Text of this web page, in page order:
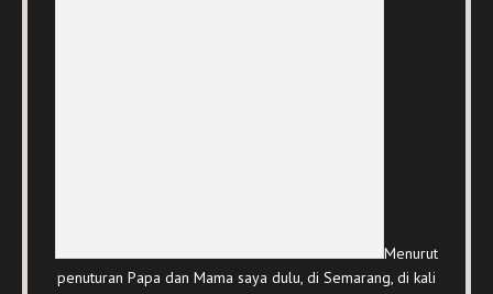
Menurut
penuturan Papa dan Mama saya dulu, di Semarang, di kali